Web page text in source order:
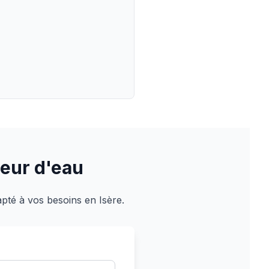
d'eau
à vos besoins en Isère.